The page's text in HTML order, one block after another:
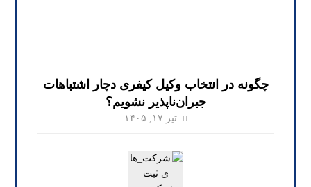
چگونه در انتخاب وکیل کیفری دچار اشتباهات
جبران‌ناپذیر نشویم؟
تیر ۱۷, ۱۴۰۵